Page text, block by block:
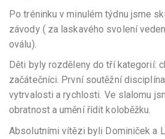
Po tréninku v minulém týdnu jsme
závody ( za laskavého svolení
oválu).
Děti byly rozděleny do tří kategorií:
začátečníci. První soutěžní
vytrvalosti a rychlosti. Ve slalomu
obratnost a umění řídit koloběžku.
Absolutními vítězi byli Dominiček a